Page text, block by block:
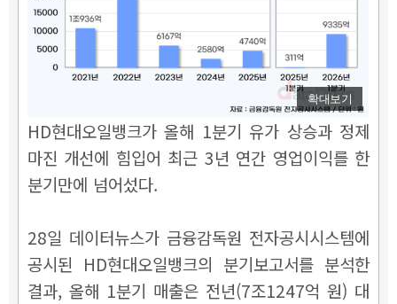
확대보기
HD현대오일뱅크가 올해 1분기 유가 상승과 정제
마진 개선에 힘입어 최근 3년 연간 영업이익를 한
분기만에 넘어섰다.
28일 데이터뉴스가 금융감독원 전자공시시스템에
공시된 HD현대오일뱅크의 분기보고서를 분석한
결과, 올해 1분기 매출은 전년(7조1247억 원) 대